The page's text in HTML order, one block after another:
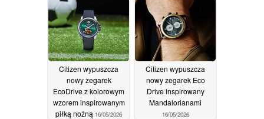
Citizen wypuszcza
nowy zegarek
EcoDrive z kolorowym
wzorem inspirowanym
piłką nożną 16/05/2026
Citizen wypuszcza
nowy zegarek Eco
Drive inspirowany
Mandalorianami
16/05/2026